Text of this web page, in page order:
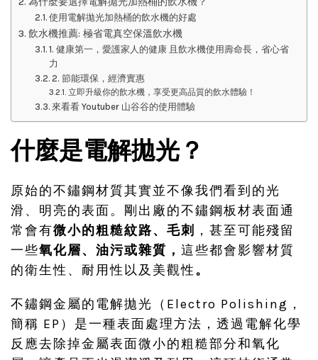
使用電解拋光加熱桶的飲水機的好處
飲水機推薦: 極省電真空保溫飲水機
1. 健康第一，愛護家人的健康 且飲水機使用壽命長，省心省
力
2. 節能環保，經濟實惠
立即升級你的飲水機，享受更高品質的飲水體驗！
來看看 Youtuber 山谷谷的使用體驗
什麼是電解拋光？
原始的不鏽鋼材質其實並不像我們看到的光
滑、明亮的表面。剛出廠的不鏽鋼板材表面通
常會有微小的粗糙紋路、毛刺 ，甚至可能殘留
一些氧化層、油污或雜質， 這些都會影響材質
的衛生性、耐用性以及美觀性。
不鏽鋼金屬的電解拋光（Electro Polishing，
簡稱 EP）是一種表面處理方法，透過電解化學
反應去除掉金屬表面微小的粗糙部分和氧化